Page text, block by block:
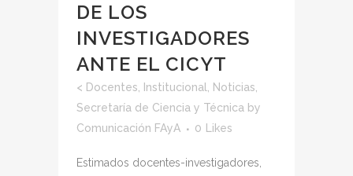
DE LOS
INVESTIGADORES
ANTE EL CICYT
< Docentes Institucional Noticias
Secretaría de Ciencia y Técnica by
Comunicación FAyA
0 Likes
Estimados docentes-investigadores,